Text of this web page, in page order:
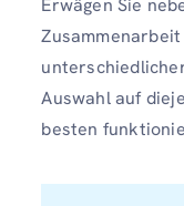
Erwägen Sie
Auswahl auf
besten